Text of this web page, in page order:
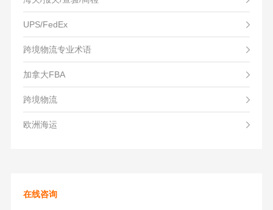
UPS/FedEx
跨境物流专业术语
加拿大FBA
跨境物流
欧洲海运
在线咨询